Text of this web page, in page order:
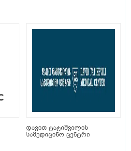
დავით ტატიშვილის
სამედიცინო ცენტრი